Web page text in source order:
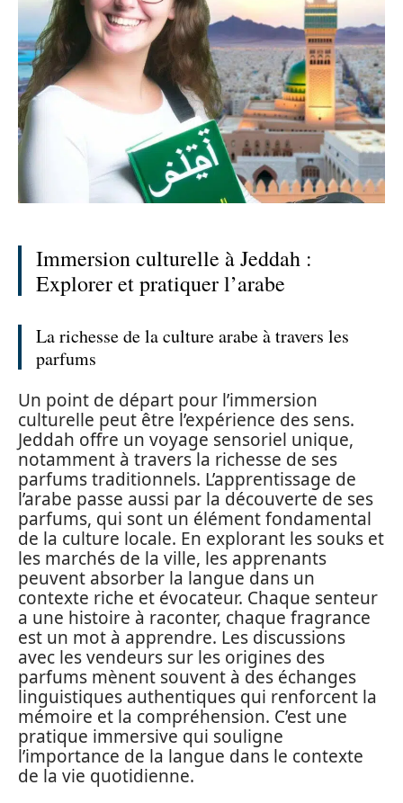
Immersion culturelle à Jeddah :
Explorer et pratiquer l’arabe
La richesse de la culture arabe à travers les
parfums
Un point de départ pour l’immersion
culturelle peut être l’expérience des sens.
Jeddah offre un voyage sensoriel unique,
notamment à travers la richesse de ses
parfums traditionnels. L’apprentissage de
l’arabe passe aussi par la découverte de ses
parfums, qui sont un élément fondamental
de la culture locale. En explorant les souks et
les marchés de la ville, les apprenants
peuvent absorber la langue dans un
contexte riche et évocateur. Chaque senteur
a une histoire à raconter, chaque fragrance
est un mot à apprendre. Les discussions
avec les vendeurs sur les origines des
parfums mènent souvent à des échanges
linguistiques authentiques qui renforcent la
mémoire et la compréhension. C’est une
pratique immersive qui souligne
l’importance de la langue dans le contexte
de la vie quotidienne.